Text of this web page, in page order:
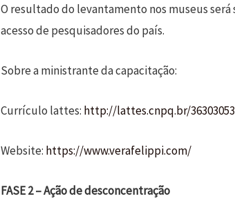
O resultado do levantamento nos museus
acesso de pesquisadores do país.
Sobre a ministrante da capacitação:
Currículo lattes: http://lattes.cnpq.br/
Website: https://www.verafelippi.com/
FASE 2 – Ação de desconcentração